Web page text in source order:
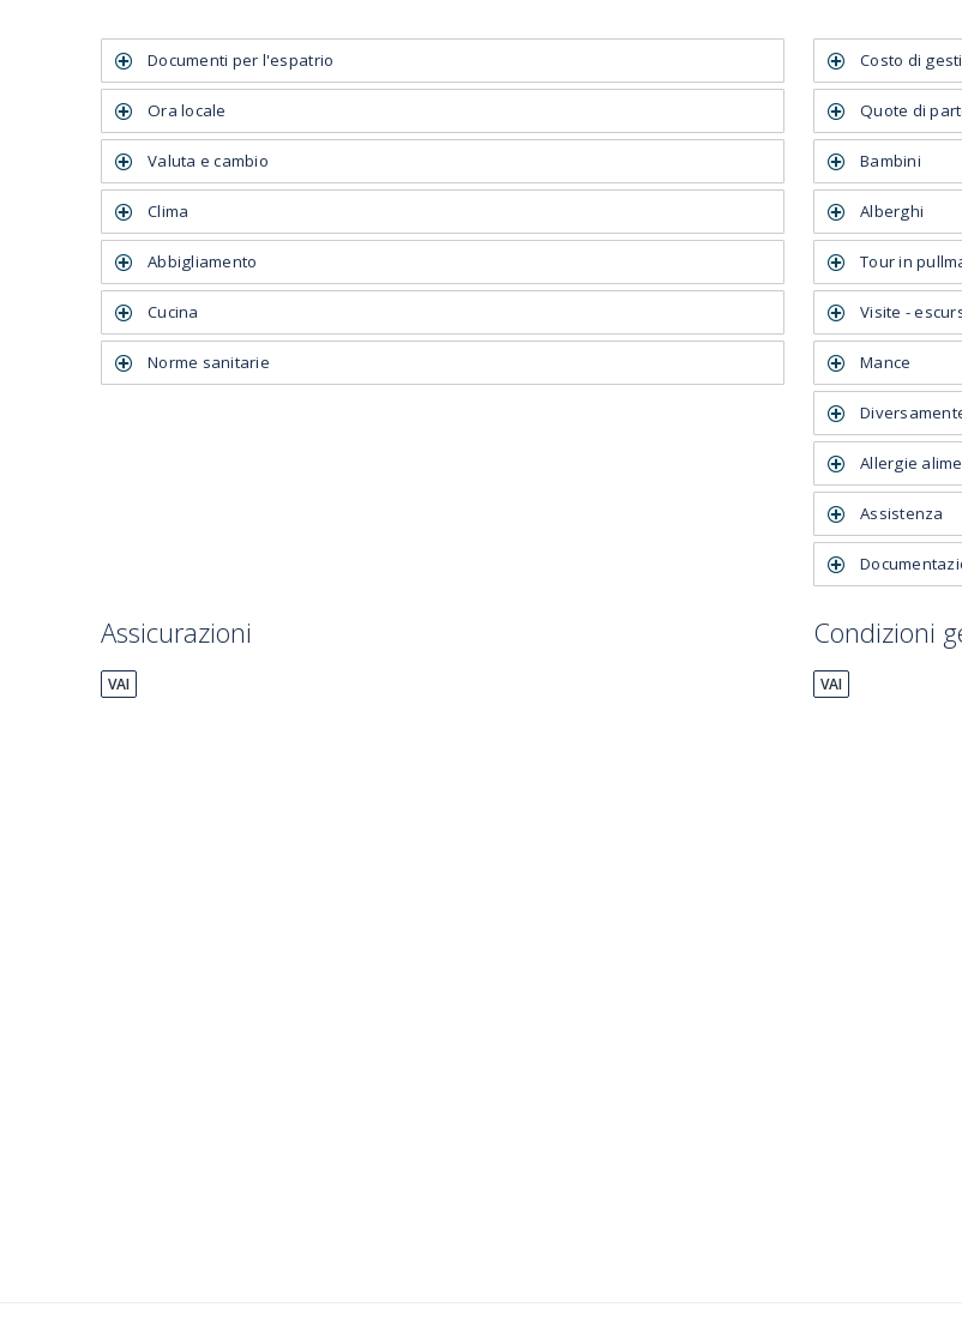
Documenti per l'espatrio
Ora locale
Valuta e cambio
Clima
Abbigliamento
Cucina
Norme sanitarie
Costo di
Quote di
Bambini
Alberghi
Tour in
Visite -
Mance
Allergie
Assistenza
Assicurazioni
VAI
Condizioni
VAI